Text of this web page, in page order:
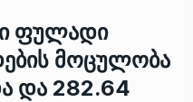
ფულადი
მოცულობა
და 282.64